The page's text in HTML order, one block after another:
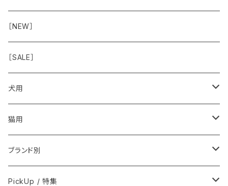
◾️長く楽しむ用
◾️特別なご褒美/嗜好性高
臓-肝腎心膵
免疫力・健康維持
こころ・脳
オーナー雑貨
［NEW］
［SALE］
犬用
フードおやつ
用品
猫用
フードおやつ
用品
ブランド別
Anima Strath
PickUp / 特集